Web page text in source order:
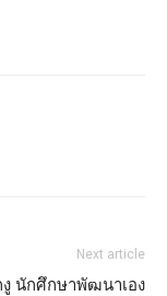
Next article
งู นักศึกษาพัฒนาเอง